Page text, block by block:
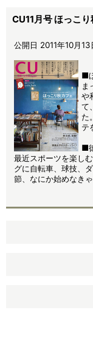
CU11月号 ほっこ
公開日 2011年10月13
■
ま
や
て
た
テ
■
最近スポーツを楽し
グに自転車、球技、
節、なにか始めなき